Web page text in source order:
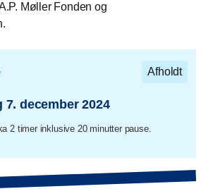
Møller Fonden og
Afholdt
7. december 2024
2 timer inklusive 20 minutter pause.